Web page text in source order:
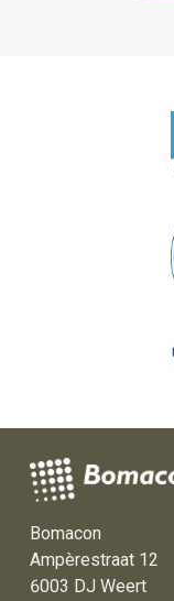
Bomacon
Ampèrestraat 12
6003 DJ Weert